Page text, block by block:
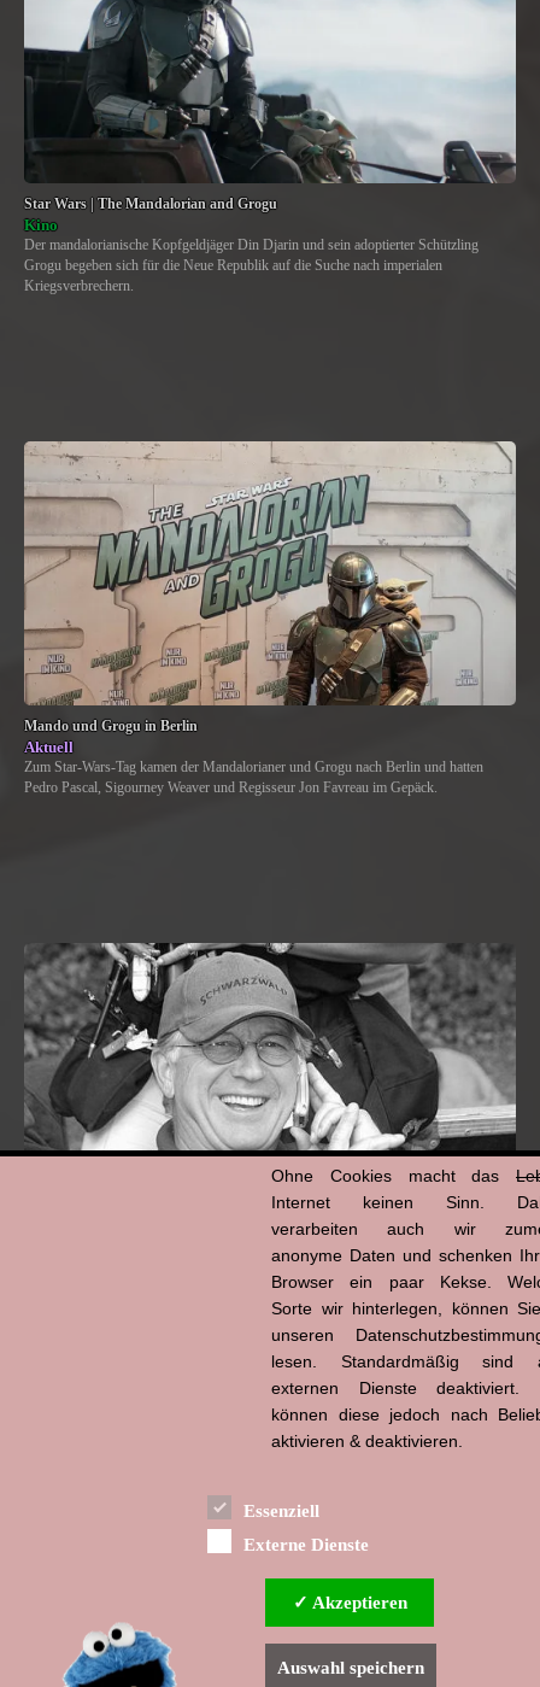
Star Wars | The Mandalorian and Grogu
Kino
Der mandalorianische Kopfgeldjäger Din Djarin und sein adoptierter Schützling
Grogu begeben sich für die Neue Republik auf die Suche nach imperialen
Kriegsverbrechern.
Mando und Grogu in Berlin
Aktuell
Zum Star-Wars-Tag kamen der Mandalorianer und Grogu nach Berlin und hatten
Pedro Pascal, Sigourney Weaver und Regisseur Jon Favreau im Gepäck.
Ohne Cookies macht das
Internet keinen Sinn.
verarbeiten auch wir
anonyme Daten und schenken
Browser ein paar Kekse.
Sorte wir hinterlegen, können
unseren
lesen. Standardmäßig sind
externen Dienste deaktiviert.
können diese jedoch nach
aktivieren & deaktivieren.
Essenziell
Externe Dienste
✓ Akzeptieren
Auswahl speichern